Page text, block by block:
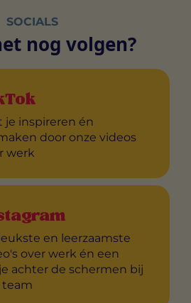
SOCIALS
nog volgen?
je inspireren én
door onze videos
werk
en leerzaamste
over werk én een
achter de schermen bij
team